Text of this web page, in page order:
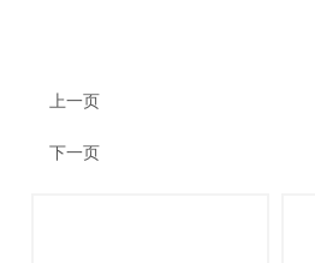
上一页
下一页